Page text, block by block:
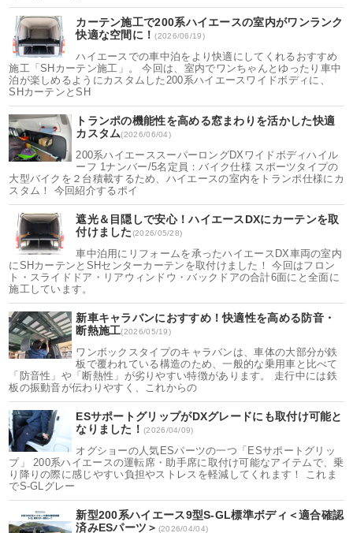
カーテン施工で200系ハイエースの室内がワンランク
快適な空間に！(2026/06/19)
ハイエースでの車中泊をより快適にしてくれるおすすめ
施工「SHカーテン施工」。 今回は、室内でワンちゃんとゆったり車中
泊が楽しめるようにカスタムした200系ハイエースワイドボディに、
SHカーテンとSH
トランポの機能性を高める窓まわりを活かした快適
カスタム(2026/06/04)
200系ハイエーススーパーロングDXワイドボディハイル
ーフ 1ナンバー/5名定員：バイク仕様 スポーツタイプの
大型バイクを２台積載するため、ハイエースの室内をトランポ仕様にカ
スタム！ 今回紹介するポイ
遮光＆目隠しで安心！ハイエースDXにカーテンを取
付けました(2026/05/28)
車中泊用にリフォームを承ったハイエースDX車両の室内
にSHカーテンとSHセンターカーテンを取付けました！ 今回はフロン
ト・スライドドア・リアウィンドウ・バックドアの合計6面にと全面に
施工しています。
新車キャラバンにおすすめ！快適性を高める防音・
断熱施工(2026/05/19)
ワンボックスタイプのキャラバンは、車体の大部分が鉄
板で覆われている構造のため、一般的な乗用車と比べて
「防音性」や「断熱性」が劣りやすい特徴があります。 走行中には鉄
板の振動音が伝わりやすく、これからの
ESサポートグリップがDXグレードにも取付け可能と
なりました！(2026/04/09)
オグショーの人気ESパーツの一つ「ESサポートグリッ
プ」 200系ハイエースの運転席・助手席に取付け可能なアイテムで、乗
り降りの際に感じやすい負担やストレスを軽減してくれます！ これま
でS-GLグレー
新型200系ハイエース9型S-GL標準ボディ＜適合確認
済みESパーツ＞ (2026/04/04)